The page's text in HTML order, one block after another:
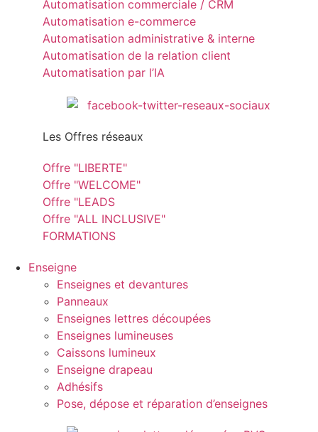
Automatisation commerciale / CRM
Automatisation e-commerce
Automatisation administrative & interne
Automatisation de la relation client
Automatisation par l’IA
Les Offres réseaux
Offre "LIBERTE"
Offre "WELCOME"
Offre "LEADS
Offre "ALL INCLUSIVE"
FORMATIONS
Enseigne
Enseignes et devantures
Panneaux
Enseignes lettres découpées
Enseignes lumineuses
Caissons lumineux
Enseigne drapeau
Adhésifs
Pose, dépose et réparation d’enseignes